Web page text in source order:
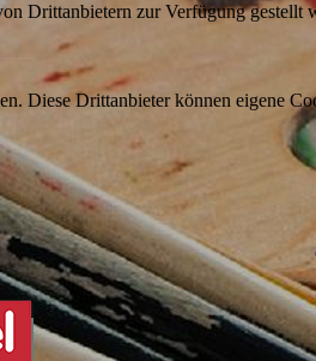
Drittanbietern zur Verfügung gestellt
Diese Drittanbieter können eigene